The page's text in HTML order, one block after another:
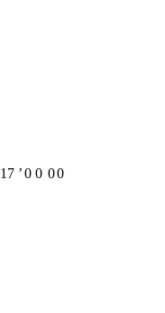
17 ʼ0 0 00